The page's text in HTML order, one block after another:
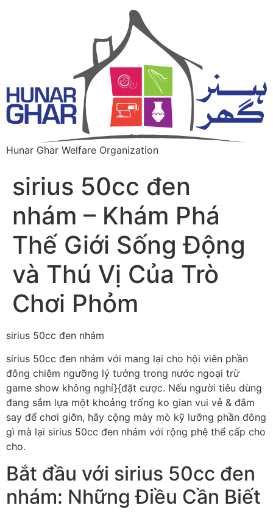
Hunar Ghar Welfare Organization
sirius 50cc đen
nhám – Khám Phá
Thế Giới Sống Động
và Thú Vị Của Trò
Chơi Phỏm
sirius 50cc đen nhám
sirius 50cc đen nhám với mang lại cho hội viên phần
đông chiêm ngưỡng lý tưởng trong nước ngoại trừ
game show không nghỉ}{đặt cược. Nếu người tiêu dùng
đang sắm lựa một khoảng trống ko gian vui vẻ & đắm
say để chơi giỡn, hãy cộng mày mò kỹ lưỡng phần đông
gì mà lại sirius 50cc đen nhám với rộng phệ thể cấp cho
cho.
Bắt đầu với sirius 50cc đen
nhám: Những Điều Cần Biết